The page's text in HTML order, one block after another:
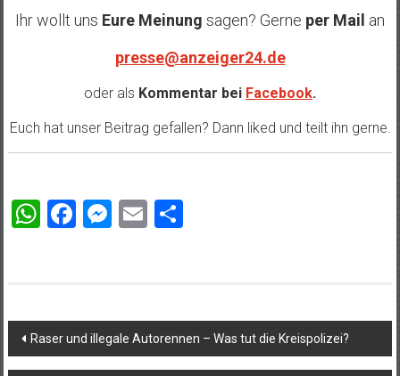
Ihr wollt uns Eure Meinung sagen? Gerne per Mail an
presse@anzeiger24.de
oder als Kommentar bei Facebook.
Euch hat unser Beitrag gefallen? Dann liked und teilt ihn gerne.
WhatsApp
Facebook
Messenger
EmailTeilen
Beitragsnavigation
Raser und illegale Autorennen – Was tut die Kreispolizei?